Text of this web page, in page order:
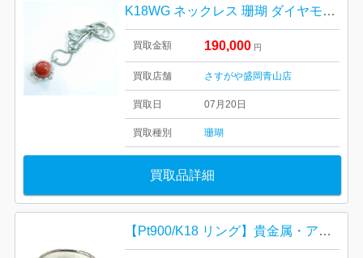
K18WG ネックレス 珊瑚 ダイヤモンド ジュエリー アクセサリー
買取金額 190,000 円
買取店舗 さすがや盛岡青山店
買取日 07月20日
買取種別 珊瑚
買取品詳細
【Pt900/K18 リング】貴金属・アクセサリー・指輪